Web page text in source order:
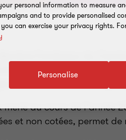
Fondateur du
Paris-Dauphine - PSL,
Artificielle dans les
au cours de l’année
et non cotées, permet
personal information to measure
and to provide personalised
can exercise your privacy rights.
Personalise